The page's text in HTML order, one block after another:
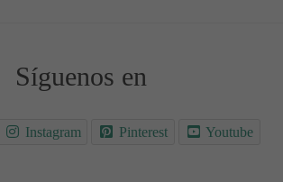
Síguenos en
Instagram Pinterest Youtube